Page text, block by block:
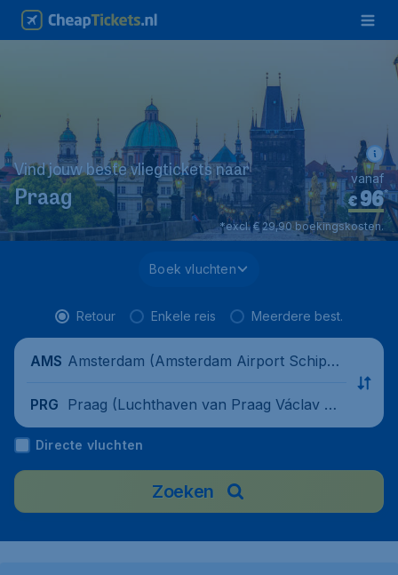
Vind jouw beste vliegtickets naar
Praag €96*
vanaf
*excl. € 29,90 boekingskosten.
Boek vluchten
Retour Enkele reis Meerdere best.
AMS Amsterdam (Amsterdam Airport Schipho
PRG Praag (Luchthaven van Praag Václav Ha
vel), Tsjechische Republiek
Directe vluchten
Zoeken